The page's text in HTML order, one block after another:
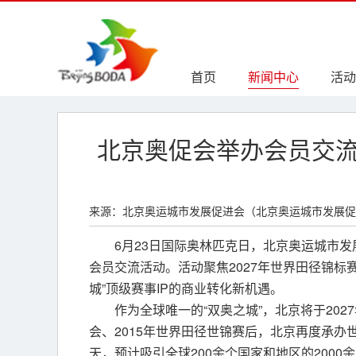
首页 新闻中心 活
北京奥促会举办会员交
来源：北京奥运城市发展促进会（北京奥运城市发展
6月23日国际奥林匹克日，北京奥运城市
会员交流活动。活动聚焦2027年世界田径锦标
城”顶级赛事IP的商业转化新机遇。
作为全球唯一的“双奥之城”，北京将于
会、2015年世界田径世锦赛后，北京再度承